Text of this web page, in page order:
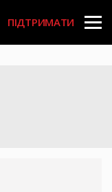
User
account
ПІДТРИМАТИ